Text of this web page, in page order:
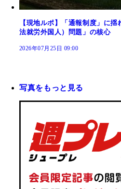
【現地ルポ】「通報制度」に
法就労外国人）問題」の核心
2026年07月25日 09:00
写真をもっと見る